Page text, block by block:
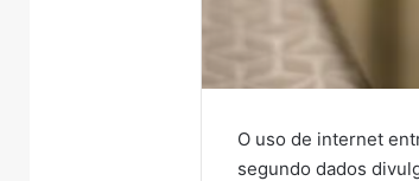
O uso de internet
segundo dados